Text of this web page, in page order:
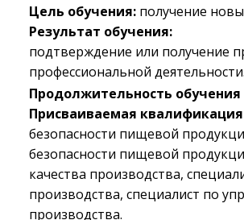
Цель обучения: получение
Результат обучения:
подтверждение или получение
профессиональной деятельности.
Продолжительность
Присваиваемая
безопасности пищевой
безопасности пищевой
качества производства,
производства, специалист по
производства.